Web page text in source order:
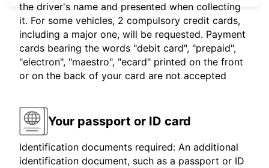
the driver's name and presented when collecting
it. For some vehicles, 2 compulsory credit cards,
including a major one, will be requested. Payment
cards bearing the words "debit card", "prepaid",
"electron", "maestro", "ecard" printed on the front
or on the back of your card are not accepted
Your passport or ID card
Identification documents required: An additional
identification document, such as a passport or ID